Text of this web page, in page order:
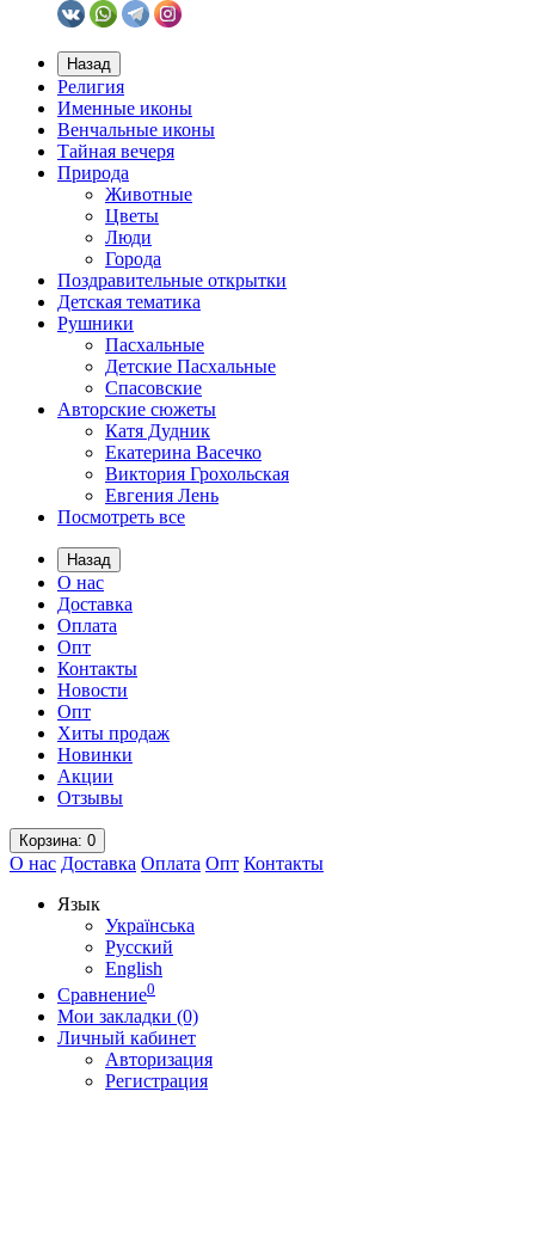
Назад
Религия
Именные иконы
Венчальные иконы
Тайная вечеря
Природа
Животные
Цветы
Люди
Города
Поздравительные открытки
Детская тематика
Рушники
Пасхальные
Детские Пасхальные
Спасовские
Авторские сюжеты
Катя Дудник
Екатерина Васечко
Виктория Грохольская
Евгения Лень
Посмотреть все
Назад
О нас
Доставка
Оплата
Опт
Контакты
Новости
Опт
Хиты продаж
Новинки
Акции
Отзывы
Корзина: 0
О нас Доставка Оплата Опт Контакты
Язык
Українська
Русский
English
Сравнение0
Мои закладки (0)
Личный кабинет
Авторизация
Регистрация